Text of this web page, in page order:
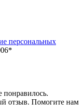
персональных
отзыв. Помогите нам